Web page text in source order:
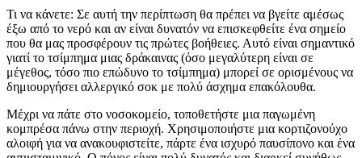
Τι να κάνετε: Σε αυτή την περίπτωση θα πρέπει να βγείτε αμέσως
έξω από το νερό και αν είναι δυνατόν να επισκεφθείτε ένα σημείο
που θα μας προσφέρουν τις πρώτες βοήθειες. Αυτό είναι σημαντικό
γιατί το τσίμπημα μιας δράκαινας (όσο μεγαλύτερη είναι σε
μέγεθος, τόσο πιο επώδυνο το τσίμπημα) μπορεί σε ορισμένους να
δημιουργήσει αλλεργικό σοκ με πολύ άσχημα επακόλουθα.
Μέχρι να πάτε στο νοσοκομείο, τοποθετήστε μια παγωμένη
κομπρέσα πάνω στην περιοχή. Χρησιμοποιήστε μια κορτιζονούχο
αλοιφή για να ανακουφιστείτε, πάρτε ένα ισχυρό παυσίπονο και ένα